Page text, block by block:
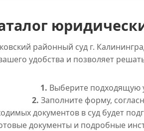
районный суд г.
удобства и позволяет
1. Выберите подходящую
2. Заполните форму,
документов в суд будет
документы и подробные